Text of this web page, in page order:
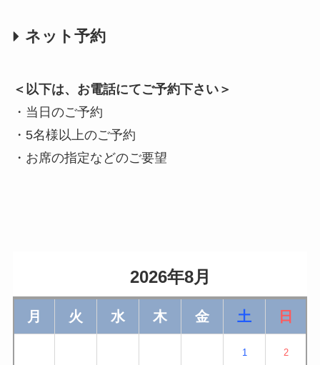
ネット予約
＜以下は、お電話にてご予約下さい＞
・当日のご予約
・5名様以上のご予約
・お席の指定などのご要望
                    2026年8月
月 火 水 木 金 土 日
1 2